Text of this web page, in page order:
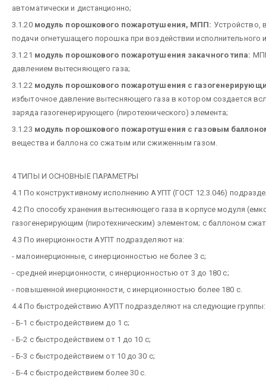
автоматически и дистанционно;
3.1.20модуль порошкового пожаротушения, МПП: Устройство,
подачи огнетушащего порошка при воздействии исполнительного
3.1.21 модуль порошкового пожаротушения закачного типа:
давлением вытесняющего газа;
3.1.22 модуль порошкового пожаротушения с
избыточное давление вытесняющего газа в котором создается
заряда газогенерирующего (пиротехнического) элемента;
3.1.23 модуль порошкового пожаротушения с газовым
вещества и баллона со сжатым или сжиженным газом.
4 ТИПЫ И ОСНОВНЫЕ ПАРАМЕТРЫ
4.1 По конструктивному исполнению АУПТ (ГОСТ 12.3.046)
4.2 По способу хранения вытесняющего газа в корпусе модуля
газогенерирующим (пиротехническим) элементом; с баллоном
4.3 По инерционности АУПТ подразделяют на:
- малоинерционные, с инерционностью не более 3 с;
- средней инерционности, с инерционностью от 3 до 180 с;
- повышенной инерционности, с инерционностью более 180 с.
4.4 По быстродействию АУПТ подразделяют на следующие группы:
- Б-1 с быстродействием до 1 с;
- Б-2 с быстродействием от 1 до 10 с;
- Б-3 с быстродействием от 10 до 30 с;
- Б-4 с быстродействием более 30 с.